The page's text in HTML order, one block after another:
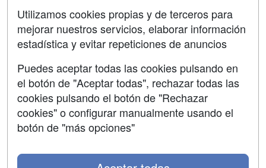
Contactar
Confidencialidad
Aviso legal
Copyleft
Utilizamos cookies propias y de terceros para
mejorar nuestros servicios, elaborar información
estadística y evitar repeticiones de anuncios
Puedes aceptar todas las cookies pulsando en
el botón de "Aceptar todas", rechazar todas las
cookies pulsando el botón de "Rechazar
cookies" o configurar manualmente usando el
botón de "más opciones"